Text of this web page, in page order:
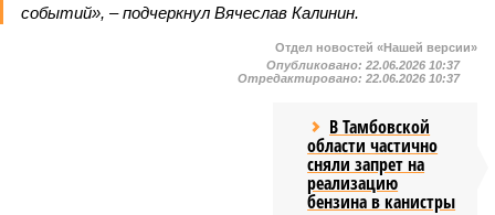
событий», – подчеркнул Вячеслав Калинин.
Отдел новостей «Нашей версии»
Опубликовано: 22.06.2026 10:37
Отредактировано: 22.06.2026 10:37
В Тамбовской
области частично
сняли запрет на
реализацию
бензина в канистры